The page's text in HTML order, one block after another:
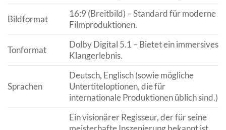
Bildformat
16:9 (Breitbild) – Standard für moderne
Filmproduktionen.
Tonformat
Dolby Digital 5.1 – Bietet ein immersives
Klangerlebnis.
Sprachen
Deutsch, Englisch (sowie mögliche
Untertiteloptionen, die für
internationale Produktionen üblich sind.)
Ein visionärer Regisseur, der für seine